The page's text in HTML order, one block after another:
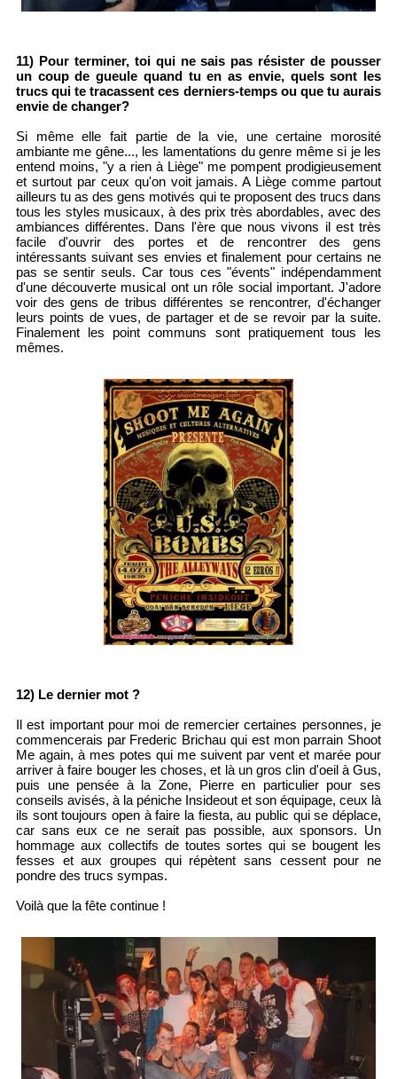
11) Pour terminer, toi qui ne sais pas résister de pousser
un coup de gueule quand tu en as envie, quels sont les
trucs qui te tracassent ces derniers-temps ou que tu aurais
envie de changer?
Si même elle fait partie de la vie, une certaine morosité
ambiante me gêne..., les lamentations du genre même si je les
entend moins, "y a rien à Liège" me pompent prodigieusement
et surtout par ceux qu'on voit jamais. A Liège comme partout
ailleurs tu as des gens motivés qui te proposent des trucs dans
tous les styles musicaux, à des prix très abordables, avec des
ambiances différentes. Dans l'ère que nous vivons il est très
facile d'ouvrir des portes et de rencontrer des gens
intéressants suivant ses envies et finalement pour certains ne
pas se sentir seuls. Car tous ces "évents" indépendamment
d'une découverte musical ont un rôle social important. J'adore
voir des gens de tribus différentes se rencontrer, d'échanger
leurs points de vues, de partager et de se revoir par la suite.
Finalement les point communs sont pratiquement tous les
mêmes.
12) Le dernier mot ?
Il est important pour moi de remercier certaines personnes, je
commencerais par Frederic Brichau qui est mon parrain Shoot
Me again, à mes potes qui me suivent par vent et marée pour
arriver à faire bouger les choses, et là un gros clin d'oeil à Gus,
puis une pensée à la Zone, Pierre en particulier pour ses
conseils avisés, à la péniche Insideout et son équipage, ceux là
ils sont toujours open à faire la fiesta, au public qui se déplace,
car sans eux ce ne serait pas possible, aux sponsors. Un
hommage aux collectifs de toutes sortes qui se bougent les
fesses et aux groupes qui répètent sans cessent pour ne
pondre des trucs sympas.
Voilà que la fête continue !